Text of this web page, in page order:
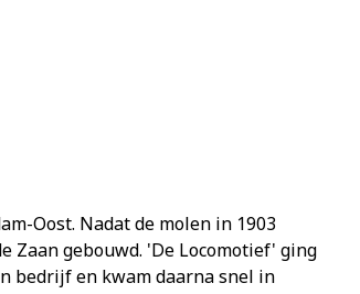
Oost. Nadat de molen in 1903
Zaan gebouwd. 'De Locomotief' ging
bedrijf en kwam daarna snel in